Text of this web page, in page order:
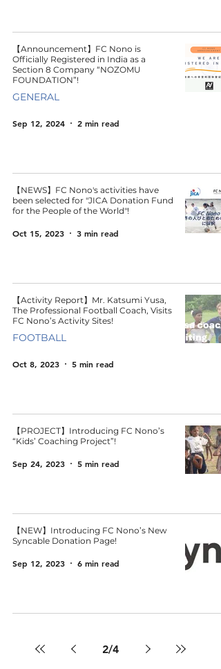
【Announcement】FC Nono is
Officially Registered in India as a
Section 8 Company “NOZOMU
FOUNDATION”!
GENERAL
Sep 12, 2024 2 min read
【NEWS】FC Nono's activities have
been selected for "JICA Donation Fund
for the People of the World"!
Oct 15, 2023 3 min read
【Activity Report】Mr. Katsumi Yusa,
The Professional Football Coach, Visits
FC Nono’s Activity Sites!
FOOTBALL
Oct 8, 2023 5 min read
【PROJECT】Introducing FC Nono’s
“Kids’ Coaching Project”!
Sep 24, 2023 5 min read
【NEW】Introducing FC Nono’s New
Syncable Donation Page!
Sep 12, 2023 6 min read
2/4